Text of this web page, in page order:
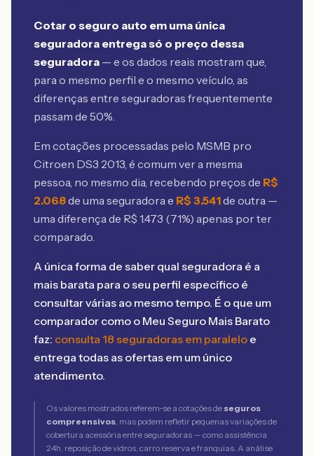
Cotar o seguro auto em uma única
seguradora entrega só o preço dessa
seguradora — e os dados reais mostram que,
para o mesmo perfil e o mesmo veículo, as
diferenças entre seguradoras frequentemente
passam de 50%.
Em cotações processadas pelo MSMB pro
Citroen DS3 2013, é comum ver a mesma
pessoa, no mesmo dia, recebendo preços de R$
2.068de uma seguradora e R$ 3.541de outra —
uma diferença de R$ 1.473 (71%) apenas por ter
comparado.
A única forma de saber qual seguradora é a
mais barata para o seu perfil específico é
consultar várias ao mesmo tempo. É o que um
comparador como o Meu Seguro Mais Barato
faz: consulta 18 seguradoras em paralelo e
entrega todas as ofertas em um único
atendimento.
Os valores mostrados referem-se a cotações de seguros
compreensivos, mas podem refletir pequenas variações de
cobertura acessória entre seguradoras — como assistência
24h, reposição de vidros, carro reserva e franquias. A análise